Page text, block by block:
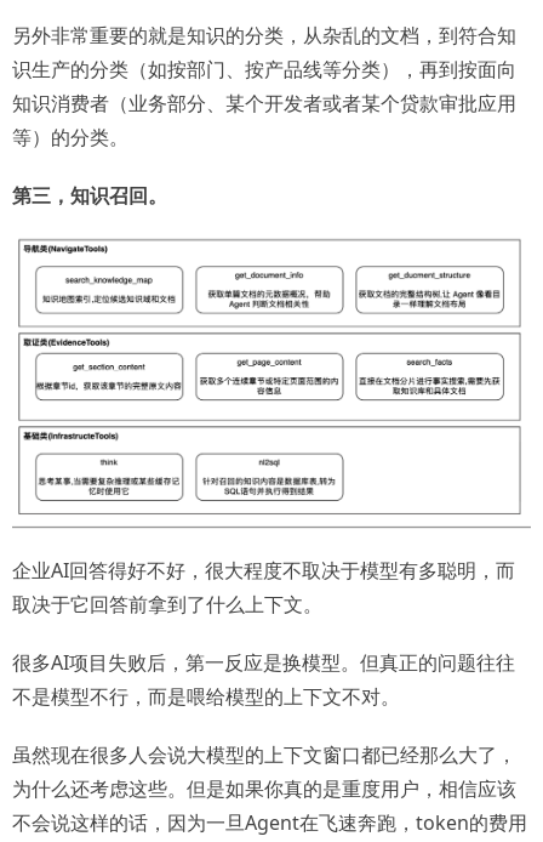
另外非常重要的就是知识的分类，从杂乱的文档，到符合知
识生产的分类（如按部门、按产品线等分类），再到按面向
知识消费者（业务部分、某个开发者或者某个贷款审批应用
等）的分类。
第三，知识召回。
企业AI回答得好不好，很大程度不取决于模型有多聪明，而
取决于它回答前拿到了什么上下文。
很多AI项目失败后，第一反应是换模型。但真正的问题往往
不是模型不行，而是喂给模型的上下文不对。
虽然现在很多人会说大模型的上下文窗口都已经那么大了，
为什么还考虑这些。但是如果你真的是重度用户，相信应该
不会说这样的话，因为一旦Agent在飞速奔跑，token的费用